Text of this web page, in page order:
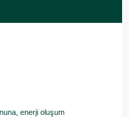
enerji oluşum